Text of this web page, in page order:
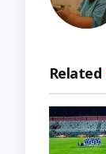
Related